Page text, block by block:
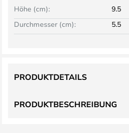
Höhe (cm):
9.5
Durchmesser (cm):
5.5
PRODUKTBESCHREIBUNG
PRODUKTDETAILS